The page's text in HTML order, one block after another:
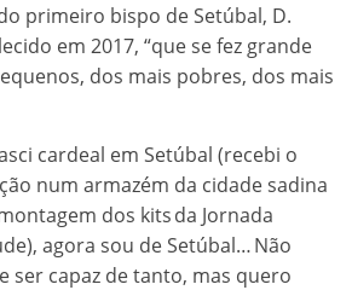
primeiro bispo de Setúbal, D.
em 2017, “que se fez grande
dos mais pobres, dos mais
cardeal em Setúbal (recebi o
num armazém da cidade sadina
dos kits da Jornada
agora sou de Setúbal… Não
ser capaz de tanto, mas quero